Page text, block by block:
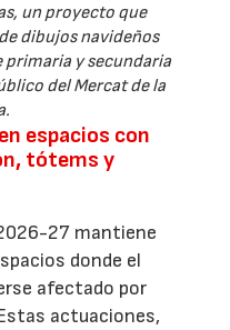
un proyecto que
dibujos navideños
primaria y secundaria
del Mercat de la
espacios con
tótems y
27 mantiene
donde el
afectado por
actuaciones,